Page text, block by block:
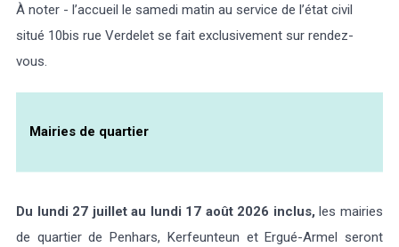
À noter - l’accueil le samedi matin au service de l’état civil
situé 10bis rue Verdelet se fait exclusivement sur rendez-
vous.
Mairies de quartier
Du lundi 27 juillet au lundi 17 août 2026 inclus, les mairies
de quartier de Penhars, Kerfeunteun et Ergué-Armel seront